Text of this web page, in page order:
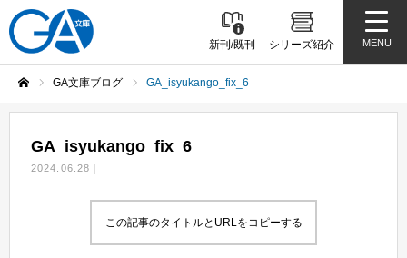
新刊/既刊 シリーズ紹介 MENU
GA文庫ブログ GA_isyukango_fix_6
GA_isyukango_fix_6
2024.06.28
この記事のタイトルとURLをコピーする